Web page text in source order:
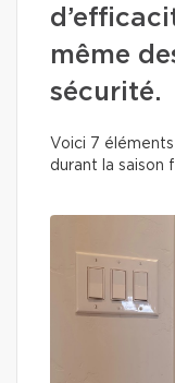
même
sécurité.
Voici 7
durant la saison